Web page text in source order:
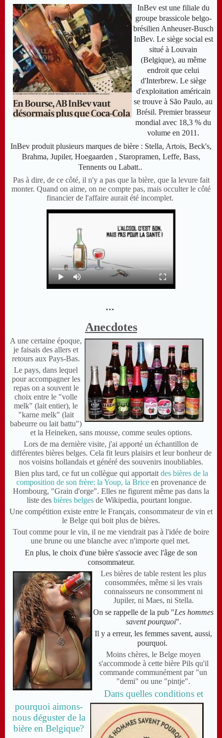
InBev est une filiale du
groupe brassicole belgo-
brésilien Anheuser-Busch
InBev. Le siège social est
situé à Louvain
(Belgique), au même
endroit que celui
d'Interbrew. Le siège
d'exploitation américain
se trouve à São Paulo, au
Brésil. Premier brasseur
mondial avec 18,3 % du
volume en 2011.
InBev produit plusieurs marques de bière : Stella, Artois, Beck's,
Brahma, Jupiler, Hoegaarden , Staropramen, Leffe, Bass,
Tennents ou Labatt..
Pas à dire, de ce côté, il n'y a pas que la bière, que la levure fait
monter. Quand on aime, on ne compte pas, mais occulter le côté
financier de l'affaire aurait été incomplet.
...
Anecdotes
A une certaine époque,
je faisais des allers et
retours aux Pays-Bas.
Le pays, dans lequel
pour accompagner les
repas on a souvent le
choix entre le "volle
melk" (lait entier), le
"karne melk" (lait
babeurre ou lait battu")
et la Heineken, sans mousse, comme seules options.
Lors de ma dernière visite, j'ai apporté un échantillon de
différentes bières belges. Cela fit leurs plaisirs et leur bonheur de
nos voisins hollandais et généré des souvenirs inoubliables.
Bien plus tard, ce fut un collègue qui apportaitdes bières de la
composition de son frère: la Youp, la Briceen provenance de
Hombourg, "Grain d'orge". Elles ne figurent même pas dans la
liste des bières belgesde Wikipedia, pourtant longue.
Une compétition existe entre le Français, consommateur de vin et
le Belge qui boit plus de bières.
Tout comme pour le vin, il ne me viendrait pas à l'idée de boire
une brune ou une blanche avec n'importe quel met.
En plus, le choix d'une bière s'associe avec l'âge de son
consommateur.
Les bières de table restent les plus
consommées, même si les vrais
connaisseurs ne consomment ni
Jupiler, ni Maes, ni Stella.
On se rappelle de la pub "Les hommes
savent pourquoi".
Il y a erreur, les femmessavent, aussi,
pourquoi.
Moins chères, le Belge moyen
s'accommode à cette bière Pils qu'il
commande communément par "un
"demi" ou une "pintje".
Dans quelles conditions et
pourquoi aimons-
nous déguster de la
bière en Belgique?